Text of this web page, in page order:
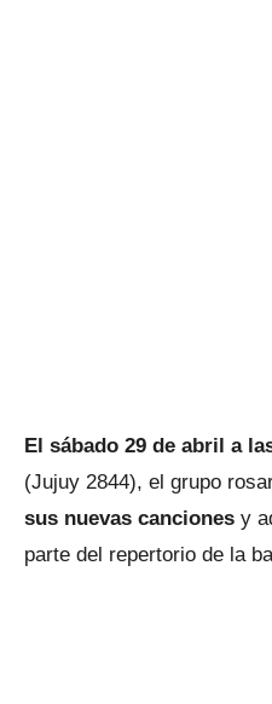
El sábado 29 de abril a
(Jujuy 2844), el grupo
sus nuevas canciones y
parte del repertorio de la